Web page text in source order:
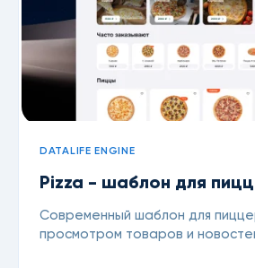
DATALIFE ENGINE
Pizza - шаблон для
Современный шаблон для
просмотром товаров и